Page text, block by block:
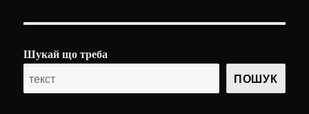
Шукай що треба
ПОШУК